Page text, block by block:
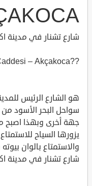
شارع تشنار في مدينة
??nar Caddesi – Akçakoca
هو الشارع الرئيس
سواحل البحر الأسود
جهة أخرى وبهذا اصبح
يزورها السياح
والاستمتاع بالوان
شارع تشنار في مدينة